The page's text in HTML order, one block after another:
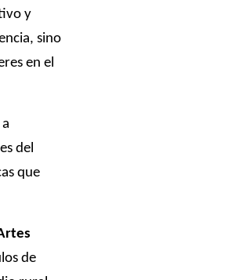
y
sino
en el
del
que
de